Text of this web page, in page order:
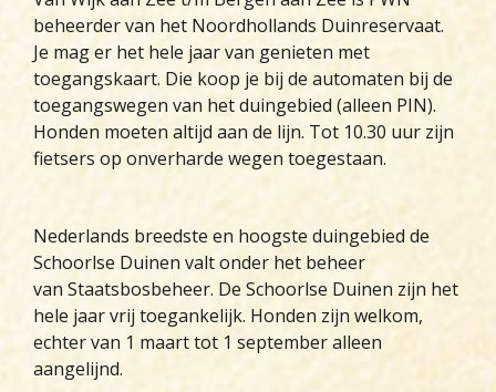
beheerder van het Noordhollands Duinreservaat.
Je mag er het hele jaar van genieten met
toegangskaart. Die koop je bij de automaten bij de
toegangswegen van het duingebied (alleen PIN).
Honden moeten altijd aan de lijn. Tot 10.30 uur zijn
fietsers op onverharde wegen toegestaan.
Nederlands breedste en hoogste duingebied de
Schoorlse Duinen valt onder het beheer
van Staatsbosbeheer. De Schoorlse Duinen zijn het
hele jaar vrij toegankelijk. Honden zijn welkom,
echter van 1 maart tot 1 september alleen
aangelijnd.